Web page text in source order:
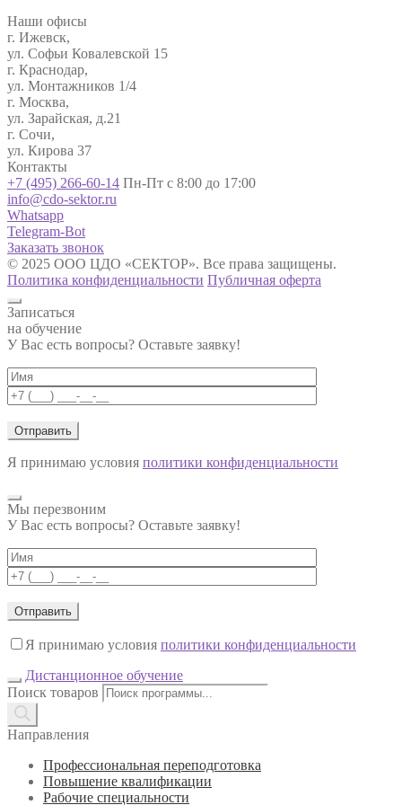
Наши офисы
г. Ижевск,
ул. Софьи Ковалевской 15
г. Краснодар,
ул. Монтажников 1/4
г. Москва,
ул. Зарайская, д.21
г. Сочи,
ул. Кирова 37
Контакты
+7 (495) 266-60-14 Пн-Пт с 8:00 до 17:00
info@cdo-sektor.ru
Whatsapp
Telegram-Bot
Заказать звонок
© 2025 ООО ЦДО «СЕКТОР». Все права защищены.
Политика конфиденциальности Публичная оферта
Записаться
на обучение
У Вас есть вопросы? Оставьте заявку!
Я принимаю условия политики конфиденциальности
Мы перезвоним
У Вас есть вопросы? Оставьте заявку!
Я принимаю условия политики конфиденциальности
Дистанционное обучение
Поиск товаров
Направления
Профессиональная переподготовка
Повышение квалификации
Рабочие специальности